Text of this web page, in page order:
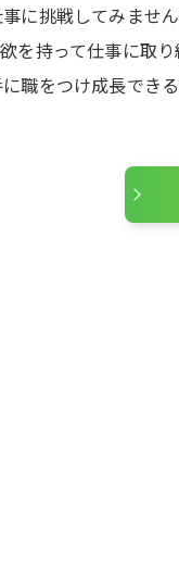
に挑戦してみませ
を持って仕事に取
職をつけ成長できる